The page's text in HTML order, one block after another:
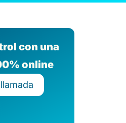
con una
online